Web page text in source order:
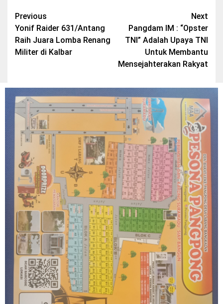
Post
navigation
Previous
Yonif Raider 631/Antang
Raih Juara Lomba Renang
Militer di Kalbar
Next
Pangdam IM : “Opster
TNI” Adalah Upaya TNI
Untuk Membantu
Mensejahterakan Rakyat